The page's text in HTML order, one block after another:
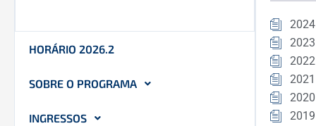
HORÁRIO 2026.2
SOBRE O PROGRAMA
INGRESSOS
2024
2023
2022
2021
2020
2019